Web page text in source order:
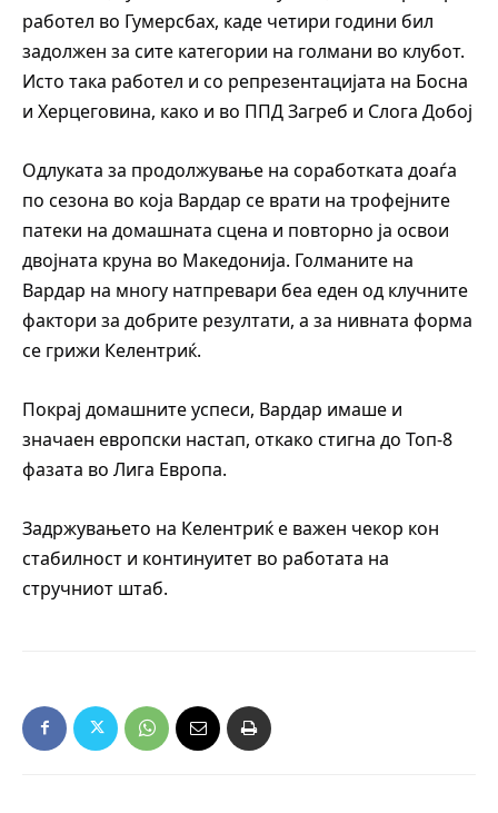
работел во Гумерсбах, каде четири години бил
задолжен за сите категории на голмани во клубот.
Исто така работел и со репрезентацијата на Босна
и Херцеговина, како и во ППД Загреб и Слога Добој
Одлуката за продолжување на соработката доаѓа
по сезона во која Вардар се врати на трофејните
патеки на домашната сцена и повторно ја освои
двојната круна во Македонија. Голманите на
Вардар на многу натпревари беа еден од клучните
фактори за добрите резултати, а за нивната форма
се грижи Келентриќ.
Покрај домашните успеси, Вардар имаше и
значаен европски настап, откако стигна до Топ-8
фазата во Лига Европа.
Задржувањето на Келентриќ е важен чекор кон
стабилност и континуитет во работата на
стручниот штаб.